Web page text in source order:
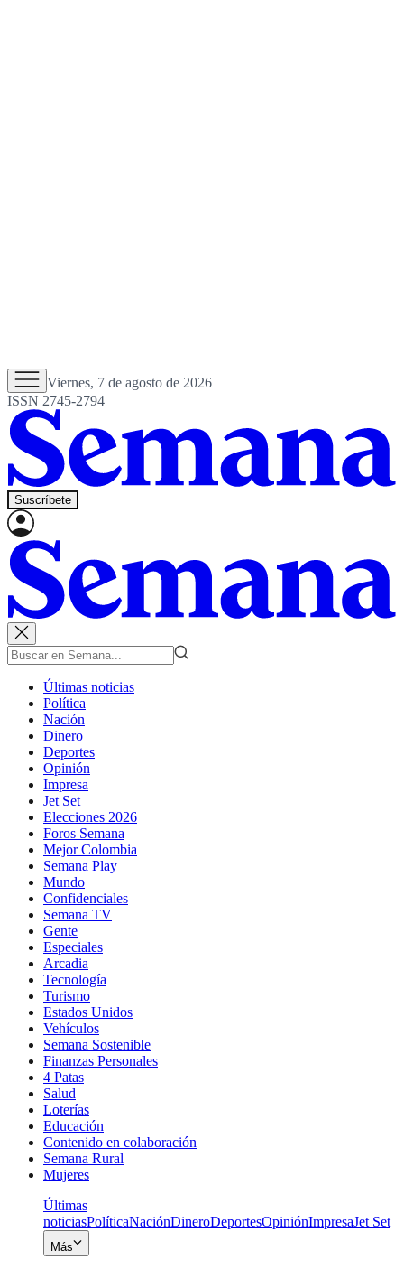
Viernes, 7 de agosto de 2026
ISSN 2745-2794
Suscríbete
Últimas noticias
Política
Nación
Dinero
Deportes
Opinión
Impresa
Jet Set
Elecciones 2026
Foros Semana
Mejor Colombia
Semana Play
Mundo
Confidenciales
Semana TV
Gente
Especiales
Arcadia
Tecnología
Turismo
Estados Unidos
Vehículos
Semana Sostenible
Finanzas Personales
4 Patas
Salud
Loterías
Educación
Contenido en colaboración
Semana Rural
Mujeres
Últimas
noticiasPolíticaNaciónDineroDeportesOpiniónImpresaJet Set
Más